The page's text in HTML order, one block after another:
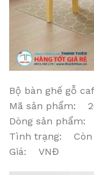
Bộ bàn ghế gỗ
Mã sản phẩm:
Dòng sản phẩm:
Tình trạng: Còn
Giá: VNĐ